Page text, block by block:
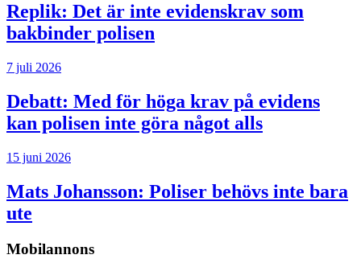
Replik: Det är inte evidenskrav som
bakbinder polisen
7 juli 2026
Debatt: Med för höga krav på evidens
kan polisen inte göra något alls
15 juni 2026
Mats Johansson: Poliser behövs inte bara
ute
Mobilannons